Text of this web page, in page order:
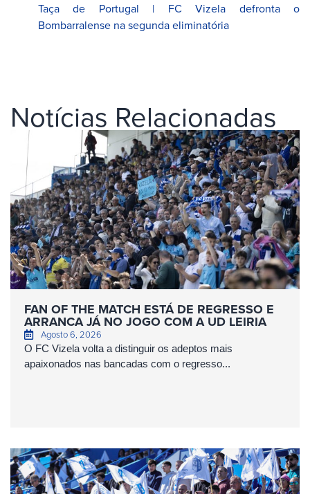
Taça de Portugal | FC Vizela defronta o
Bombarralense na segunda eliminatória
Notícias Relacionadas
FAN OF THE MATCH ESTÁ DE REGRESSO E
ARRANCA JÁ NO JOGO COM A UD LEIRIA
Agosto 6, 2026
O FC Vizela volta a distinguir os adeptos mais
apaixonados nas bancadas com o regresso...